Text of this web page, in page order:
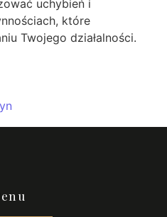
uchybień i
które
Twojego działalności.